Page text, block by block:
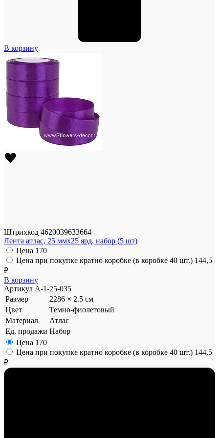
В корзину
Штрихкод 4620039633664
Лента атлас, 25 ммx25 ярд, набор (5 шт)
Цена 170
Цена при покупке кратно коробке (в коробке 40 шт.) 144,5
₽
В корзину
Артикул A-1-25-035
Размер
2286 × 2.5 см
Цвет
Темно-фиолетовый
Материал
Атлас
Ед. продажи Набор
Цена 170
Цена при покупке кратно коробке (в коробке 40 шт.) 144,5
₽